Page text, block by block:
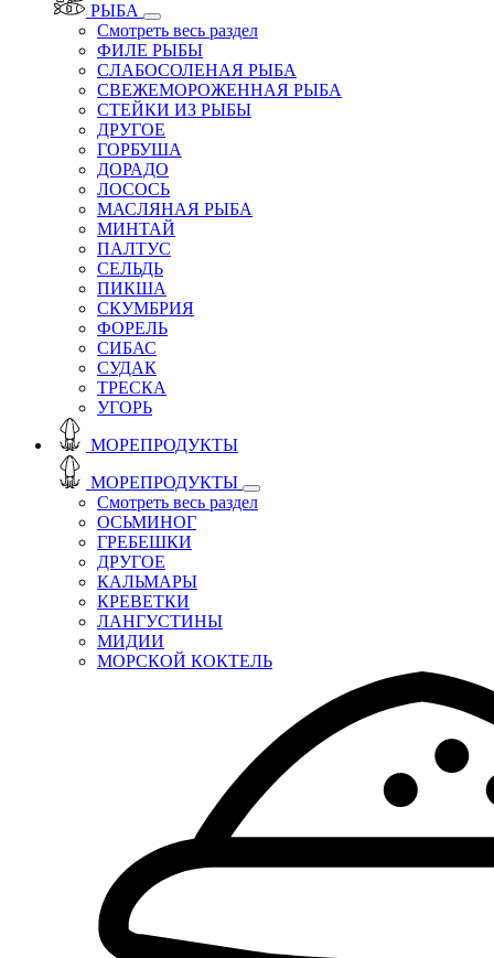
РЫБА
Смотреть весь раздел
ФИЛЕ РЫБЫ
СЛАБОСОЛЕНАЯ РЫБА
СВЕЖЕМОРОЖЕННАЯ РЫБА
СТЕЙКИ ИЗ РЫБЫ
ДРУГОЕ
ГОРБУША
ДОРАДО
ЛОСОСЬ
МАСЛЯНАЯ РЫБА
МИНТАЙ
ПАЛТУС
СЕЛЬДЬ
ПИКША
СКУМБРИЯ
ФОРЕЛЬ
СИБАС
СУДАК
ТРЕСКА
УГОРЬ
МОРЕПРОДУКТЫ
МОРЕПРОДУКТЫ
Смотреть весь раздел
ОСЬМИНОГ
ГРЕБЕШКИ
ДРУГОЕ
КАЛЬМАРЫ
КРЕВЕТКИ
ЛАНГУСТИНЫ
МИДИИ
МОРСКОЙ КОКТЕЛЬ